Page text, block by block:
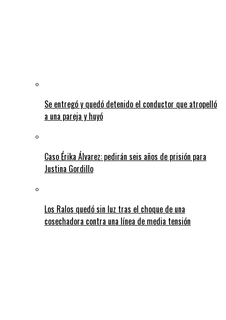
Se entregó y quedó detenido el conductor que atropelló
a una pareja y huyó
Caso Érika Álvarez: pedirán seis años de prisión para
Justina Gordillo
Los Ralos quedó sin luz tras el choque de una
cosechadora contra una línea de media tensión